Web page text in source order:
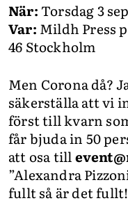
När: Torsdag 3
Var: Mildh Press
46 Stockholm
Men Corona då?
säkerställa att vi
först till kvarn
får bjuda in 50
att osa till
”Alexandra
fullt så är det fullt!